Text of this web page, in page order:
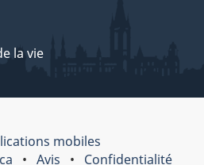
la vie
mobiles
Avis Confidentialité